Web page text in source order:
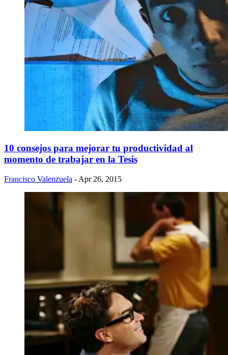
10 consejos para mejorar tu productividad al
momento de trabajar en la Tesis
Francisco Valenzuela - Apr 26, 2015